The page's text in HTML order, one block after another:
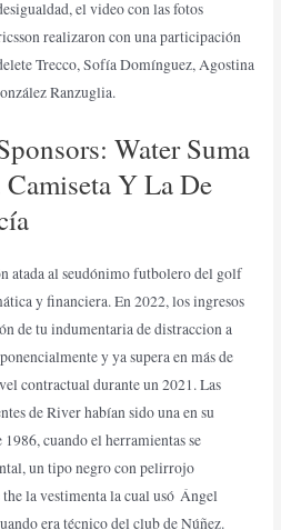
el video con las fotos
realizaron con una participación
Trecco, Sofía Domínguez, Agostina
Ranzuglia.
Water Suma
Camiseta Y La De
atada al seudónimo futbolero del golf
y financiera. En 2022, los ingresos
de tu indumentaria de distraccion a
y ya supera en más de
contractual durante un 2021. Las
de River habían sido una en su
cuando el herramientas se
un tipo negro con pelirrojo
la vestimenta la cual usó Ángel
era técnico del club de Núñez.